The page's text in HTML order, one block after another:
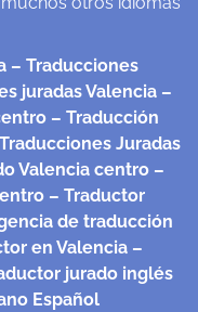
– Traducciones
juradas Valencia –
– Traducción
Juradas
Valencia centro –
– Traductor
de traducción
en Valencia –
jurado inglés
Español